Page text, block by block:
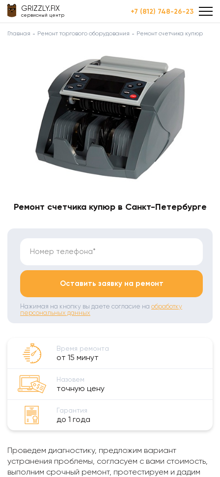
GRIZZLY.FIX
сервисный центр +7 (812) 748-26-23
Главная Ремонт торгового оборудования Ремонт счетчика купюр
Ремонт счетчика купюр в Санкт-Петербурге
Номер телефона*
Оставить заявку на ремонт
Нажимая на кнопку вы даете согласие на обработку
персональных данных
Время ремонта
от 15 минут
Назовем
точную цену
Гарантия
до 1 года
Проведем диагностику, предложим вариант
устранения проблемы, согласуем с вами стоимость,
выполним срочный ремонт, протестируем и дадим